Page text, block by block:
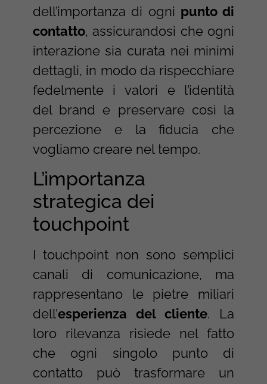
dell’importanza di ogni punto di
contatto, assicurandosi che ogni
interazione sia curata nei minimi
dettagli, in modo da rispecchiare
fedelmente i valori e l’identità
del brand e preservare così la
percezione e la fiducia che
vogliamo creare nel tempo.
L’importanza
strategica dei
touchpoint
I touchpoint non sono semplici
canali di comunicazione, ma
rappresentano le pietre miliari
dell’esperienza del cliente. La
loro rilevanza risiede nel fatto
che ogni singolo punto di
contatto può trasformare un